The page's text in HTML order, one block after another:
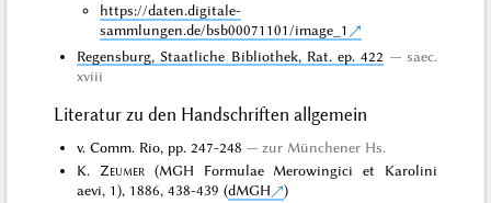
https://daten.digitale-
sammlungen.de/bsb00071101/image_1
Regensburg, Staatliche Bibliothek, Rat. ep. 422
saec.
xviii
Literatur zu den Handschriften allgemein
v. Comm. Rio, pp. 247-248
zur Münchener Hs.
K.Zeumer (MGH Formulae Merowingici et Karolini
aevi, 1), 1886, 438-439 (dMGH
)